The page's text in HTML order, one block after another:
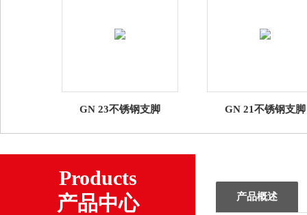
GN 23不锈钢支脚 GN 21不锈钢支脚
Products
产品中心
产品概述